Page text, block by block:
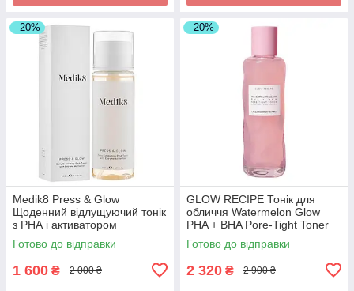
–20%
Medik8 Press & Glow
Щоденний відлущуючий тонік
з РНА і активатором
ферментів 200ml
Готово до відправки
1 600 ₴ 2 000 ₴
–20%
GLOW RECIPE Тонік для
обличчя Watermelon Glow
PHA + BHA Pore-Tight Toner
Glow Recipe 150 ml
Готово до відправки
2 320 ₴ 2 900 ₴